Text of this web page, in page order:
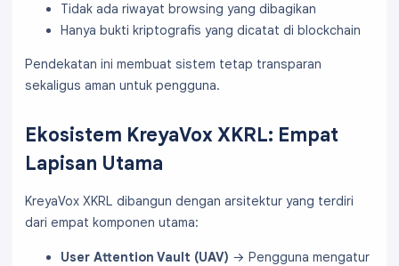
Tidak ada riwayat browsing yang dibagikan
Hanya bukti kriptografis yang dicatat di blockchain
Pendekatan ini membuat sistem tetap transparan
sekaligus aman untuk pengguna.
Ekosistem KreyaVox XKRL: Empat
Lapisan Utama
KreyaVox XKRL dibangun dengan arsitektur yang terdiri
dari empat komponen utama:
User Attention Vault (UAV) → Pengguna mengatur